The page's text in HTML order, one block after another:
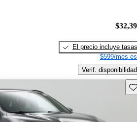
El precio incluye tasas
$599/mes
Verif. disponibilidad